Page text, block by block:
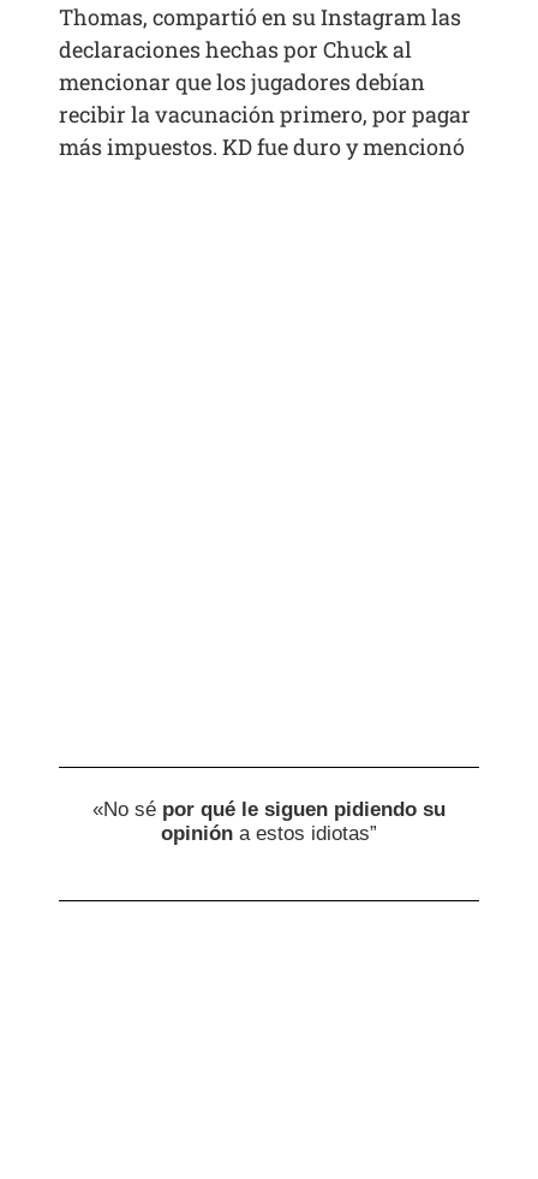
Thomas, compartió en su Instagram las
declaraciones hechas por Chuck al
mencionar que los jugadores debían
recibir la vacunación primero, por pagar
más impuestos. KD fue duro y mencionó
«No sé por qué le siguen pidiendo su
opinión a estos idiotas”